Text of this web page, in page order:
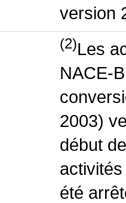
version
(2)Les
NACE-
2003)
début
été